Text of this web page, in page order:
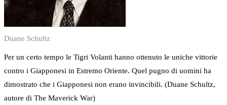
Duane Schultz
Per un certo tempo le Tigri Volanti hanno ottenuto le uniche vittorie
contro i Giapponesi in Estremo Oriente. Quel pugno di uomini ha
dimostrato che i Giapponesi non erano invincibili. (Duane Schultz,
autore di The Maverick War)